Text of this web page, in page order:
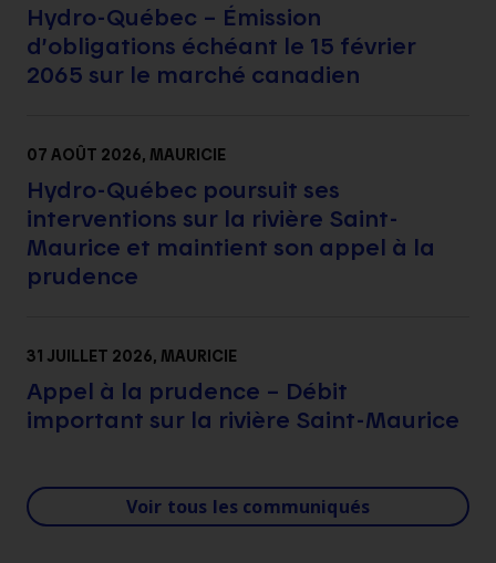
Hydro-Québec – Émission
d’obligations échéant le 15 février
2065 sur le marché canadien
07 AOÛT 2026, MAURICIE
Hydro-Québec poursuit ses
interventions sur la rivière Saint-
Maurice et maintient son appel à la
prudence
31 JUILLET 2026, MAURICIE
Appel à la prudence – Débit
important sur la rivière Saint-Maurice
Voir tous les communiqués